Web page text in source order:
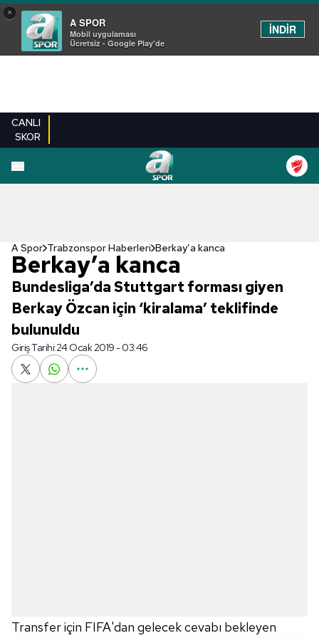
×
A SPOR
Mobil uygulaması
Ücretsiz - Google Play'de
İNDİR
CANLI
SKOR
A Spor Trabzonspor Haberleri Berkay’a kanca
Berkay’a kanca
Bundesliga’da Stuttgart forması giyen
Berkay Özcan için ‘kiralama’ teklifinde
bulunuldu
Giriş Tarihi:24 Ocak 2019 - 03:46
Transfer için FIFA'dan gelecek cevabı bekleyen